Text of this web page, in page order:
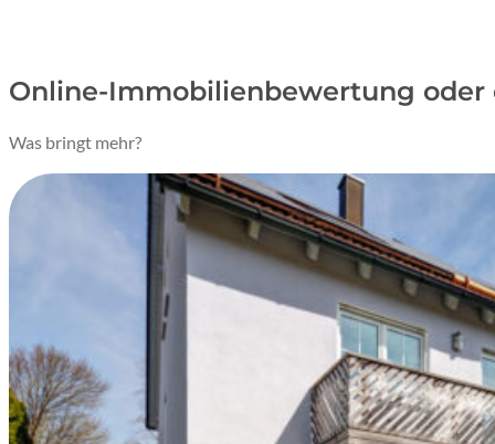
Online-Immobilienbewertung
Was bringt mehr?